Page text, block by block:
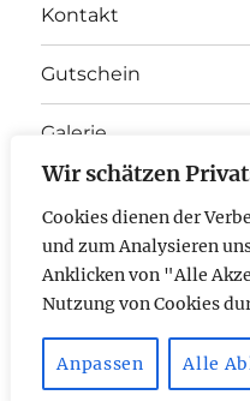
Wir schätzen
Cookies dienen der
und zum Analysieren
Anklicken von "Alle
Nutzung von Cookies
Anpassen Alle
Kontakt
Gutschein
Galerie
E-
Mail